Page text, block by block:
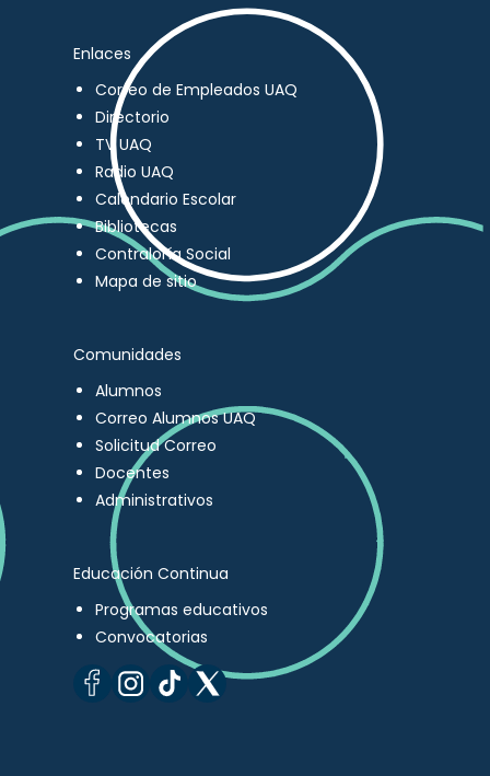
Enlaces
Correo de Empleados UAQ
Directorio
TV UAQ
Radio UAQ
Calendario Escolar
Bibliotecas
Contraloría Social
Mapa de sitio
Comunidades
Alumnos
Correo Alumnos UAQ
Solicitud Correo
Docentes
Administrativos
Educación Continua
Programas educativos
Convocatorias